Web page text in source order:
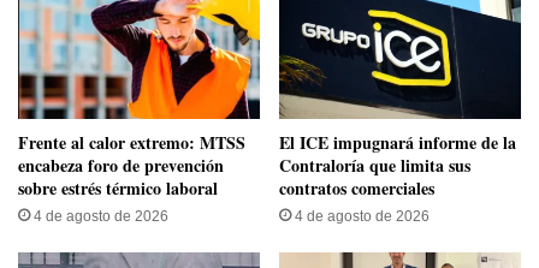
Frente al calor extremo: MTSS
encabeza foro de prevención
sobre estrés térmico laboral
4 de agosto de 2026
El ICE impugnará informe de la
Contraloría que limita sus
contratos comerciales
4 de agosto de 2026